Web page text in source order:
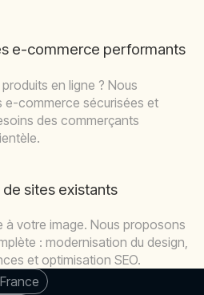
e-commerce performants
en ligne ? Nous
e-commerce sécurisées et
des commerçants
sites existants
à votre image. Nous proposons
: modernisation du design,
et optimisation SEO.